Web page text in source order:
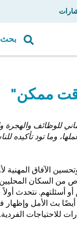
بحث
ممكن"
وما تود تأكيده
الآفاق المهنية
من السكان
أو أسئلتهم. نتحدث
أيضًا بث الأمل
للاحتياجات الفردية.